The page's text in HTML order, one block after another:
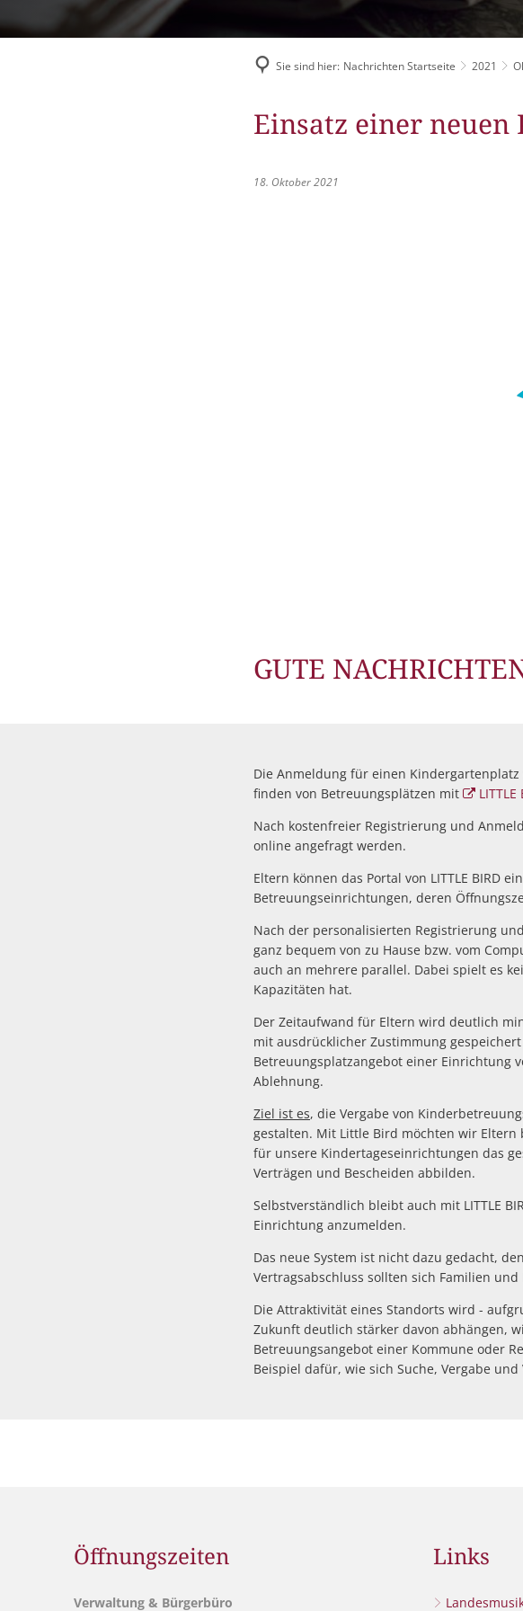
Stadtradeln
Sie sind hier: Nachrichten Startseite 2021
Einsatz einer
18. Oktober 2021
GUTE
Die Anmeldung für einen
finden von Betreuungsplätzen mit
LITTLE
Nach kostenfreier Registrierung und
online angefragt werden.
Eltern können das Portal von LITTLE BIRD
Betreuungseinrichtungen, deren
Nach der personalisierten Registrierung
ganz bequem von zu Hause bzw. vom
auch an mehrere parallel. Dabei spielt es
Kapazitäten hat.
Der Zeitaufwand für Eltern wird deutlich
mit ausdrücklicher Zustimmung
Betreuungsplatzangebot einer Einrichtung
Ablehnung.
Ziel ist es, die Vergabe von
gestalten. Mit Little Bird möchten wir
für unsere Kindertageseinrichtungen das
Verträgen und Bescheiden abbilden.
Selbstverständlich bleibt auch mit LITTLE
Einrichtung anzumelden.
Das neue System ist nicht dazu gedacht,
Vertragsabschluss sollten sich Familien
Die Attraktivität eines Standorts wird -
Zukunft deutlich stärker davon abhängen,
Betreuungsangebot einer Kommune oder
Beispiel dafür, wie sich Suche, Vergabe
Öffnungszeiten
Verwaltung & Bürgerbüro
Links